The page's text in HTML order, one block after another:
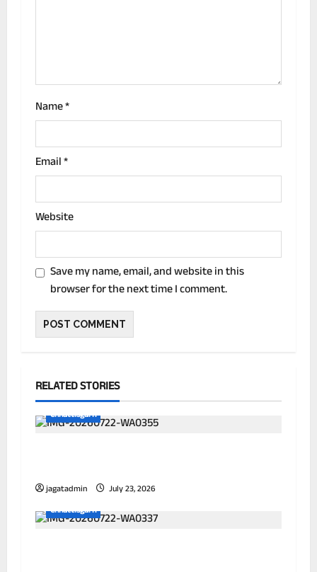
n
Name*
Email*
Website
Save my name, email, and website in this
browser for the next time I comment.
RELATED STORIES
Chhattisgarh
jagatadmin
July 23, 2026
Chhattisgarh